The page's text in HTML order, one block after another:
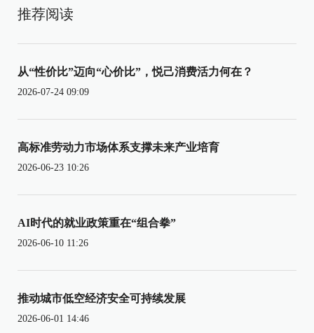
推荐阅读
从“性价比”迈向“心价比”，悦己消费活力何在？
2026-07-24 09:09
高标准劳动力市场体系支撑未来产业培育
2026-06-23 10:26
AI时代的就业政策重在“组合拳”
2026-06-10 11:26
推动城市低空经济安全可持续发展
2026-06-01 14:46